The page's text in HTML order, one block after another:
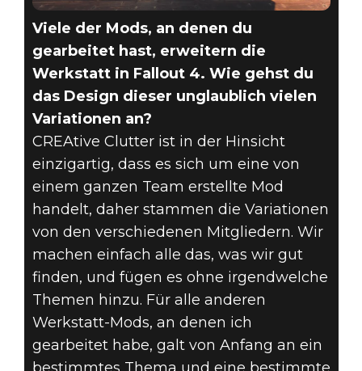
Viele der Mods, an denen du
gearbeitet hast, erweitern die
Werkstatt in Fallout 4. Wie gehst du
das Design dieser unglaublich vielen
Variationen an?
CREAtive Clutter ist in der Hinsicht
einzigartig, dass es sich um eine von
einem ganzen Team erstellte Mod
handelt, daher stammen die Variationen
von den verschiedenen Mitgliedern. Wir
machen einfach alle das, was wir gut
finden, und fügen es ohne irgendwelche
Themen hinzu. Für alle anderen
Werkstatt-Mods, an denen ich
gearbeitet habe, galt von Anfang an ein